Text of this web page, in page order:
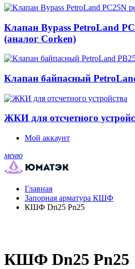
Клапан Bypass PetroLand
(аналог Corken)
Клапан байпасный
ЖКИ для отсчетного
Мой аккаунт
меню
Главная
Запорная арматура КШФ
КШФ Dn25 Pn25
КШФ Dn25 Pn25